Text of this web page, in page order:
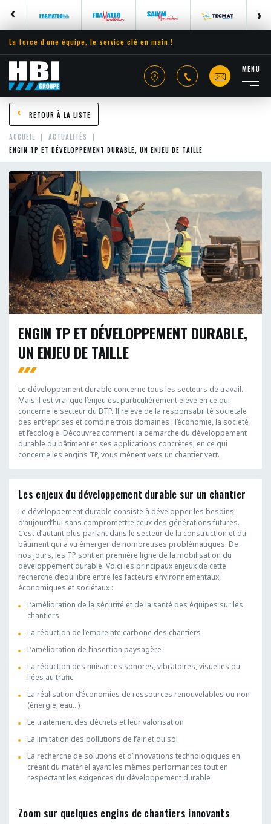
La force d'une équipe, le service clé en main !
MENU
RETOUR À LA LISTE
ACCUEIL
ACTUALITÉS
ENGIN TP ET DÉVELOPPEMENT DURABLE, UN ENJEU DE TAILLE
ENGIN TP ET DÉVELOPPEMENT DURABLE,
UN ENJEU DE TAILLE
Le développement durable concerne tous les secteurs de travail.
Mais il est vrai que l’enjeu est particulièrement élevé en ce qui
concerne le secteur du BTP. Il relève de la responsabilité sociétale
des entreprises et combine trois domaines : l’économie, la société
et l’écologie. Découvrez comment la démarche du développement
durable du bâtiment et ses applications concrètes, en ce qui
concerne les engins TP, vous mènent vers un chantier vert.
Les enjeux du développement durable sur un chantier
Le développement durable consiste à développer les besoins
d’aujourd’hui sans compromettre ceux des générations futures.
C’est d’autant plus parlant dans le secteur de la construction et du
bâtiment qui a vu émerger de nombreuses problématiques. De
nos jours, les TP sont en première ligne de la mobilisation du
développement durable. Voici les principaux enjeux de cette
recherche d’équilibre entre les facteurs environnementaux,
économiques et sociétaux :
L’amélioration de la sécurité et de la santé des équipes sur les
chantiers
La réduction de l’empreinte carbone des chantiers
L’amélioration de l’insertion paysagère
La réduction des nuisances sonores, vibratoires, visuelles ou
liées au trafic
La réalisation d’économies de ressources renouvelables ou non
(énergie, eau…)
Le traitement des déchets et leur valorisation
La limitation des pollutions de l’air et du sol
La recherche de solutions et d’innovations technologiques en
créant du matériel ayant les mêmes performances tout en
respectant les exigences du développement durable
Zoom sur quelques engins de chantiers innovants